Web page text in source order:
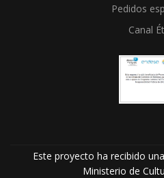
Pedidos
Canal
Este proyecto ha recibido
Ministerio de